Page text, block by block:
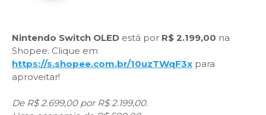
Nintendo Switch OLED está por R$ 2.199,00 na
Shopee. Clique em
https://s.shopee.com.br/10uzTWqF3x para
aproveitar!
De R$ 2.699,00 por R$ 2.199,00.